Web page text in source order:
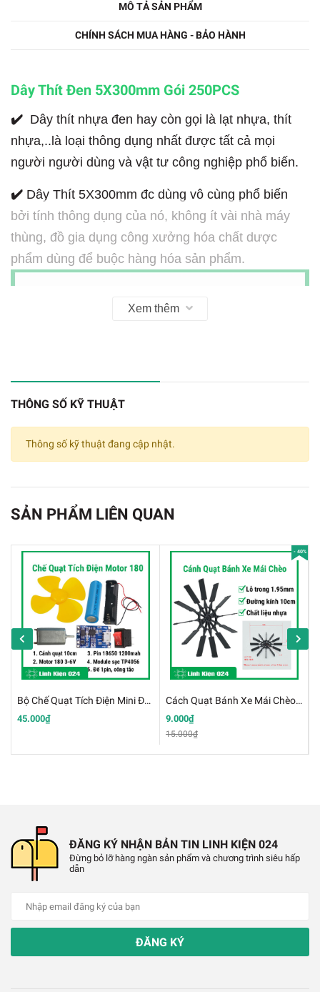
MÔ TẢ SẢN PHẨM
CHÍNH SÁCH MUA HÀNG - BẢO HÀNH
Dây Thít Đen 5X300mm Gói 250PCS
✔️ Dây thít nhựa đen hay còn gọi là lạt nhựa, thít
nhựa,..là loại thông dụng nhất được tất cả mọi
người người dùng và vật tư công nghiệp phổ biến.
✔️ Dây Thít 5X300mm đc dùng vô cùng phổ biến
bởi tính thông dụng của nó, không ít vài nhà máy
thùng, đồ gia dụng công xưởng hóa chất dược
phẩm dùng để buộc hàng hóa sản phẩm.
Gói 250PCS Dây Thít Đen 5X300mm
Thông Số Kỹ Thuật:
Dây rút nhựa 5x300mm
✔️Chất liệu: nhựa
✔️Màu sắc: Đen
Xem thêm
THÔNG SỐ KỸ THUẬT
Thông số kỹ thuật đang cập nhật.
SẢN PHẨM LIÊN QUAN
Bộ Chế Quạt Tích Điện Mini Đùng Động Cơ 180 3.7V
45.000₫
- 40%
Cách Quạt Bánh Xe Mái Chèo Làm Thuyền 2x100mm
9.000₫
15.000₫
ĐĂNG KÝ NHẬN BẢN TIN LINH KIỆN 024
Đừng bỏ lỡ hàng ngàn sản phẩm và chương trình siêu hấp
dẫn
ĐĂNG KÝ